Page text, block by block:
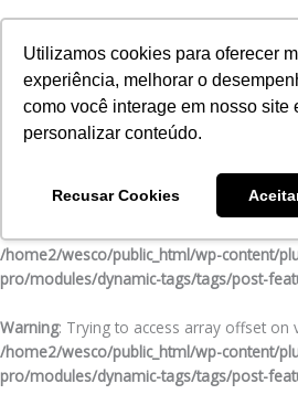
Utilizamos cookies para oferecer
experiência, melhorar o
como você interage em nosso site
personalizar conteúdo.
Recusar Cookies
: Trying to access array offset
/home2/wesco/public_html/wp-content/
pro/modules/dynamic-tags/tags/post-
Warning: Trying to access array offset on
pro/modules/dynamic-tags/tags/post-
: Trying to access array offset
/home2/wesco/public_html/wp-content/
pro/modules/dynamic-tags/tags/post-
Warning: Trying to access array offset on
/home2/wesco/public_html/wp-content/
pro/modules/dynamic-tags/tags/post-
conteúdo